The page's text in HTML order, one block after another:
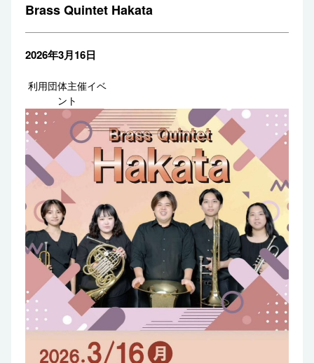
Brass Quintet Hakata
2026年3月16日
利用団体主催イベ
ント